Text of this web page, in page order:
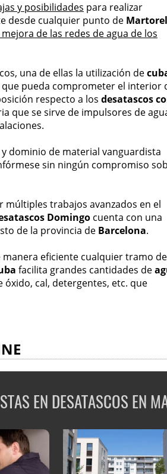
y posibilidades para realizar
desde cualquier punto de
de las redes de agua de los
una de ellas la utilización de
pueda comprometer el interior
respecto a los desatascos
que se sirve de impulsores de
dominio de material vanguardista
sin ningún compromiso
trabajos avanzados en el
Domingo cuenta con una
de la provincia de Barcelona.
manera eficiente cualquier tramo de
facilita grandes cantidades de
óxido, cal, detergentes, etc. que
EN DESATASCOS EN